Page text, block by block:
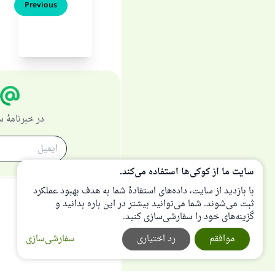
Previous
در
سایت ما از کوکی‌ها استفاده می‌کند.
با بازدید از سایت، داده‌های استفادهٔ شما به هدف بهبود عملکرد
ثبت می‌شوند. شما می‌توانید بیشتر در این باره بدانید و
گزینه‌های خود را سفارشی‌سازی کنید.
سفارشی‌سازی
رد اختیاری موافقم